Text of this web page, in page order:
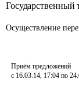
Государственный
Осуществление
Приём предложений
с 16.03.14, 17:04 по